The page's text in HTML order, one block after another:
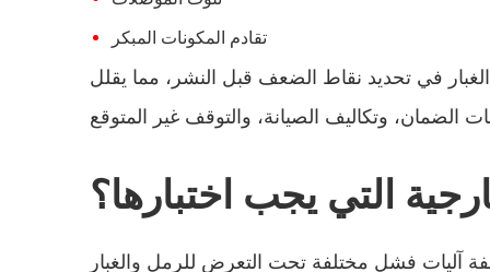
تقادم المكونات المبكر
في تحديد نقاط الضعف قبل النشر، مما يقلل
التي يجب اختبارها؟